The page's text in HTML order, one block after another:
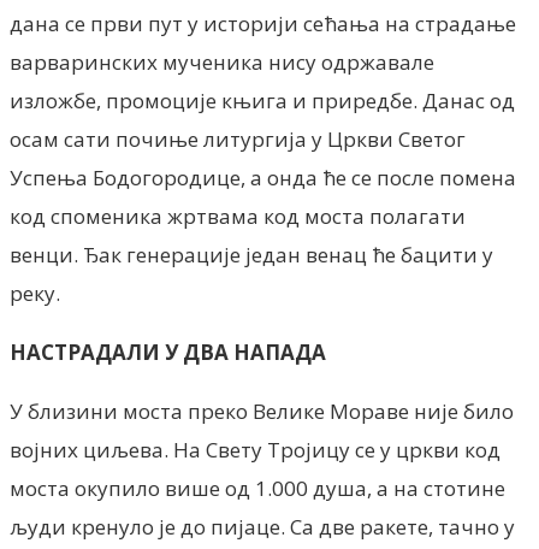
дана се први пут у историји сећања на страдање
варваринских мученика нису одржавале
изложбе, промоције књига и приредбе. Данас од
осам сати почиње литургија у Цркви Светог
Успења Бодогородице, а онда ће се после помена
код споменика жртвама код моста полагати
венци. Ђак генерације један венац ће бацити у
реку.
НАСТРАДАЛИ У ДВА НАПАДА
У близини моста преко Велике Мораве није било
војних циљева. На Свету Тројицу се у цркви код
моста окупило више од 1.000 душа, а на стотине
људи кренуло је до пијаце. Са две ракете, тачно у